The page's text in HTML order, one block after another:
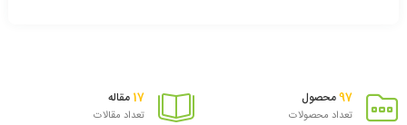
97محصول
تعداد محصولات
17 مقاله
تعداد مقالات